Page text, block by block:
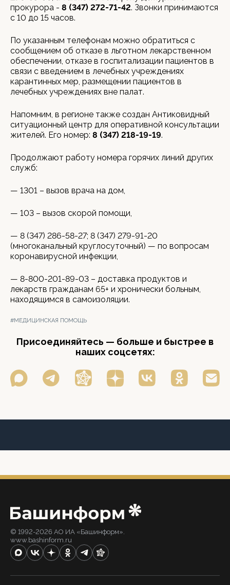
прокурора - 8 (347) 272-71-42. Звонки принимаются
с 10 до 15 часов.
По указанным телефонам можно обратиться с
сообщением об отказе в льготном лекарственном
обеспечении, отказе в госпитализации пациентов в
связи с введением в лечебных учреждениях
карантинных мер, размещении пациентов в
лечебных учреждениях вне палат.
Напомним, в регионе также создан Антиковидный
ситуационный центр для оперативной консультации
жителей. Его номер: 8 (347) 218-19-19.
Продолжают работу номера горячих линий других
служб:
— 1301 – вызов врача на дом,
— 103 – вызов скорой помощи,
— 8 (347) 286-58-27; 8 (347) 279-91-20
(многоканальный круглосуточный) — по вопросам
коронавирусной инфекции,
— 8-800-201-89-03 – доставка продуктов и
лекарств гражданам 65+ и хронически больным,
находящимся в самоизоляции.
#МЕДИЦИНСКАЯ ПОМОЩЬ
Присоединяйтесь — больше и быстрее в
наших соцсетях:
© 1992-2026 АО ИА «Башинформ».
www.bashinform.ru